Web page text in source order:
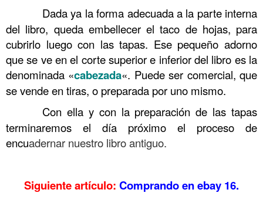
Dada ya la forma adecuada a la parte interna
del libro, queda embellecer el taco de hojas, para
cubrirlo luego con las tapas. Ese pequeño adorno
que se ve en el corte superior e inferior del libro es la
denominada «cabezada«. Puede ser comercial, que
se vende en tiras, o preparada por uno mismo.
Con ella y con la preparación de las tapas
terminaremos el día próximo el proceso de
encuadernar nuestro libro antiguo.
Siguiente artículo: Comprando en ebay 16.